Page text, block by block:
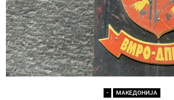
- МАКЕДОНИЈА